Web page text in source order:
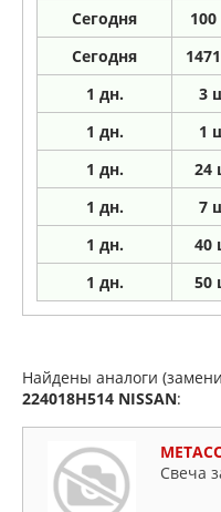
Сегодня
Сегодня
1 дн. 3
1 дн. 1
1 дн. 24
1 дн. 7
1 дн. 40
1 дн. 50
Найдены аналоги
224018H514 NISSAN:
Свеча